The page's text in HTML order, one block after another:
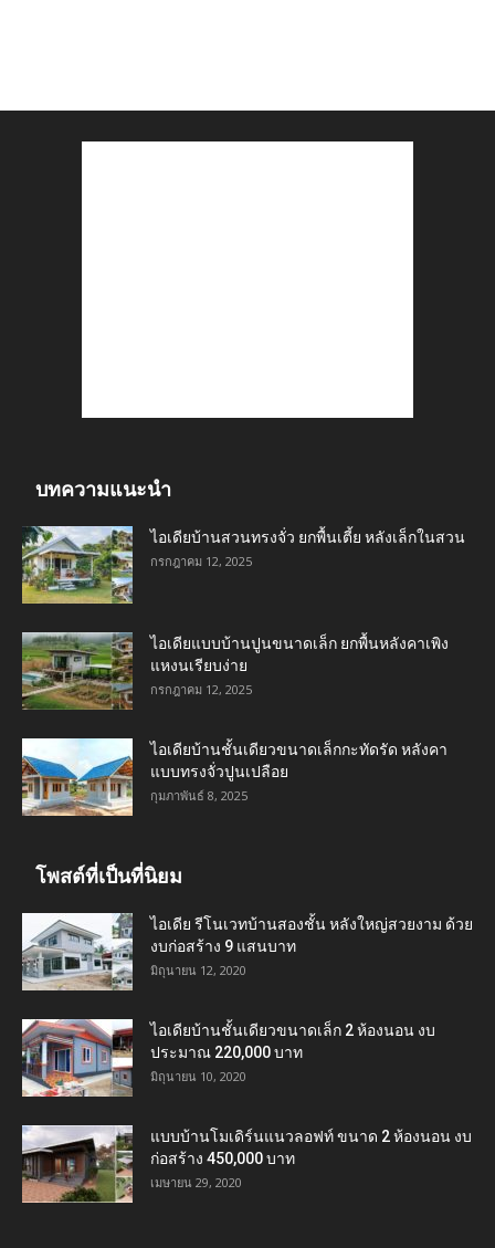
บทความแนะนำ
ไอเดียบ้านสวนทรงจั่ว ยกพื้นเตี้ย หลังเล็กในสวน
กรกฎาคม 12, 2025
ไอเดียแบบบ้านปูนขนาดเล็ก ยกพื้นหลังคาเพิง
แหงนเรียบง่าย
กรกฎาคม 12, 2025
ไอเดียบ้านชั้นเดียวขนาดเล็กกะทัดรัด หลังคา
แบบทรงจั่วปูนเปลือย
กุมภาพันธ์ 8, 2025
โพสต์ที่เป็นที่นิยม
ไอเดีย รีโนเวทบ้านสองชั้น หลังใหญ่สวยงาม ด้วย
งบก่อสร้าง 9 แสนบาท
มิถุนายน 12, 2020
ไอเดียบ้านชั้นเดียวขนาดเล็ก 2 ห้องนอน งบ
ประมาณ 220,000 บาท
มิถุนายน 10, 2020
แบบบ้านโมเดิร์นแนวลอฟท์ ขนาด 2 ห้องนอน งบ
ก่อสร้าง 450,000 บาท
เมษายน 29, 2020